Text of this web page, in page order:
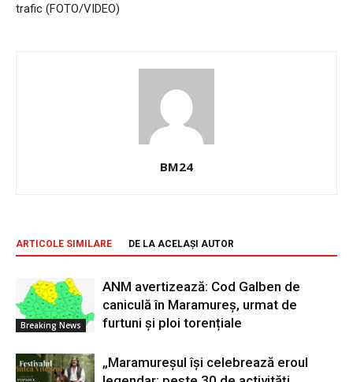
trafic (FOTO/VIDEO)
BM24
ARTICOLE SIMILARE DE LA ACELAȘI AUTOR
Breaking News
ANM avertizează: Cod Galben de
caniculă în Maramureș, urmat de
furtuni și ploi torențiale
„Maramureșul își celebrează eroul